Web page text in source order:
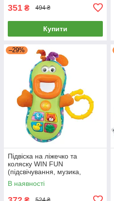
351 ₴ 494 ₴
Купити
–29%
Підвіска на ліжечко та
коляску WIN FUN
(підсвічування, музика,
світло, в коробці) 0608 NL
В наявності